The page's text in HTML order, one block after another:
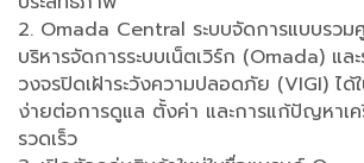
2. Omada Central ระบบจัดการแบบรวม
บริหารจัดการระบบเน็ตเวิร์ก (Omada) แล
วงจรปิดเฝ้าระวังความปลอดภัย (VIGI) ได้
ง่ายต่อการดูแล ตั้งค่า และการแก้ปัญหาเ
รวดเร็ว